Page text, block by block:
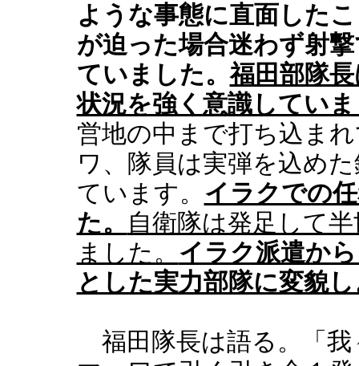
ような事態に直面した
が迫った場合迷わず射
ていました。福田部隊
状況を強く意識してい
営地の中まで打ち込ま
ワ、隊員は実弾を込め
ています。 イラクでの
た。
自衛隊は発足して
ました。 イラク派遣か
とした実力部隊に変貌
福田隊長は語る。「